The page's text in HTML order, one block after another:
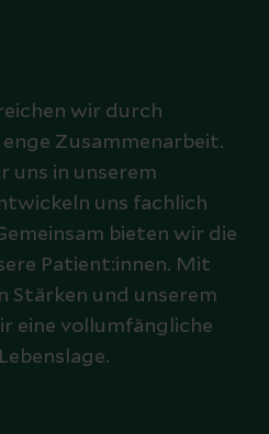
wir durch
Zusammenarbeit.
uns in unserem
uns fachlich
bieten wir die
Patient:innen. Mit
Stärken und unserem
eine vollumfängliche